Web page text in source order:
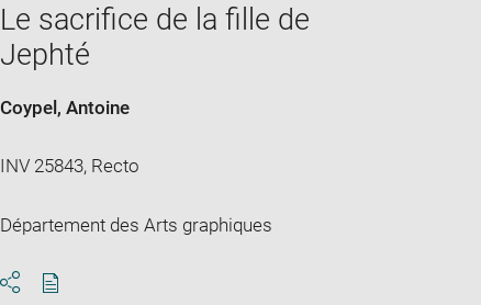
Le sacrifice de la fille de
Jephté
Coypel, Antoine
INV 25843, Recto
Département des Arts graphiques